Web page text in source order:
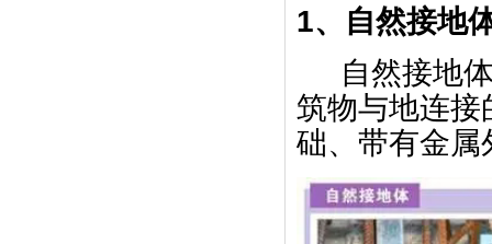
1、自然接地
自然接地
筑物与地连
础、带有金属